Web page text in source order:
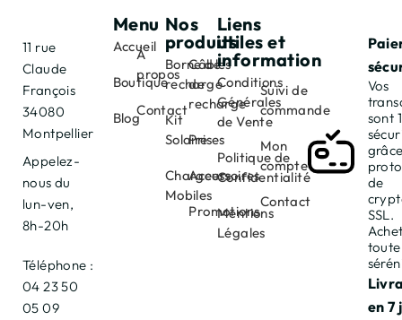
11 rue
Claude
François
34080
Montpellier
Appelez-
nous du
lun-ven,
8h-20h
Téléphone :
04 23 50
05 09
Menu
Accueil
Boutique
Blog
À
propos
Contact
Nos
produits
Borne de
recharge
Kit
Solaire
Chargeurs
Mobiles
Câbles
de
recharge
Prises
Accessoires
Promotions
Liens
utiles et
information
Conditions
Générales
de Vente
Politique de
Confidentialité
Mentions
Légales
Suivi de
commande
Mon
compte
Contact
Vos
sont
de
SSL.
toute
en 7